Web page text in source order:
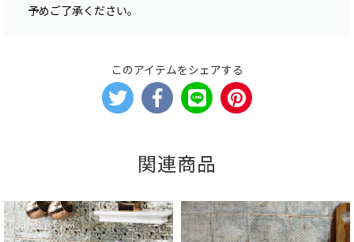
予めご了承ください。
このアイテムをシェアする
関連商品